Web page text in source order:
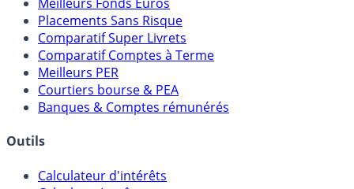
Meilleures Assurances-Vie
Meilleurs Fonds Euros
Placements Sans Risque
Comparatif Super Livrets
Comparatif Comptes à Terme
Meilleurs PER
Courtiers bourse & PEA